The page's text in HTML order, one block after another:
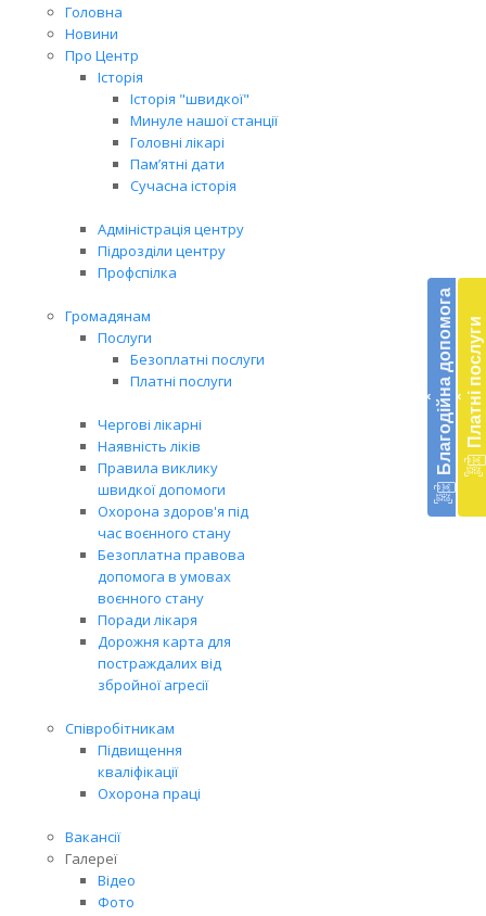
Головна
Новини
Про Центр
Історія
Історія "швидкої"
Минуле нашої станції
Головні лікарі
Пам’ятні дати
Сучасна історія
Адміністрація центру
Підрозділи центру
Профспілка
Громадянам
Послуги
Безоплатні послуги
Платні послуги
Чергові лікарні
Наявність ліків
Правила виклику
швидкої допомоги
Охорона здоров'я під
час воєнного стану
Безоплатна правова
допомога в умовах
воєнного стану
Поради лікаря
Дорожня карта для
постраждалих від
збройної агресії
Співробітникам
Підвищення
кваліфікації
Охорона праці
Вакансії
Галереї
Відео
Фото
‹ Благодійна допомога ‹ Платні послуги